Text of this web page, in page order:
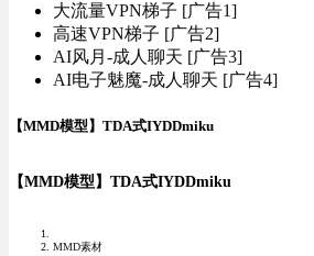
大流量VPN梯子 [广告1]
高速VPN梯子 [广告2]
AI风月-成人聊天 [广告3]
AI电子魅魔-成人聊天 [广告4]
【MMD模型】TDA式IYDDmiku
【MMD模型】TDA式IYDDmiku
MMD素材